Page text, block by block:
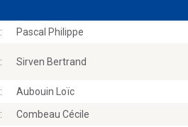
:
Pascal Philippe
: Sirven Bertrand
:
Aubouin Loïc
:
Combeau Cécile